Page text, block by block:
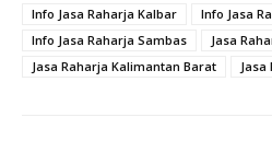
Info Jasa Raharja Kalbar
Info Jasa
Info Jasa Raharja Sambas
Jasa
Jasa Raharja Kalimantan Barat
Jasa